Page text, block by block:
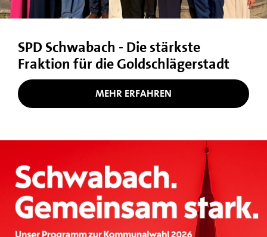
SPD Schwabach - Die stärkste
Fraktion für die Goldschlägerstadt
MEHR ERFAHREN